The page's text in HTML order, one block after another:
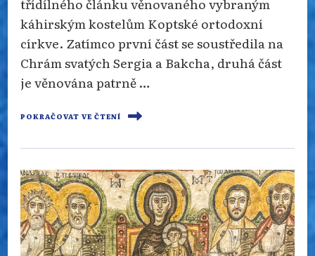
třídílného článku věnovaného vybraným
káhirským kostelům Koptské ortodoxní
církve. Zatímco první část se soustředila na
Chrám svatých Sergia a Bakcha, druhá část
je věnována patrně …
POKRAČOVAT VE ČTENÍ